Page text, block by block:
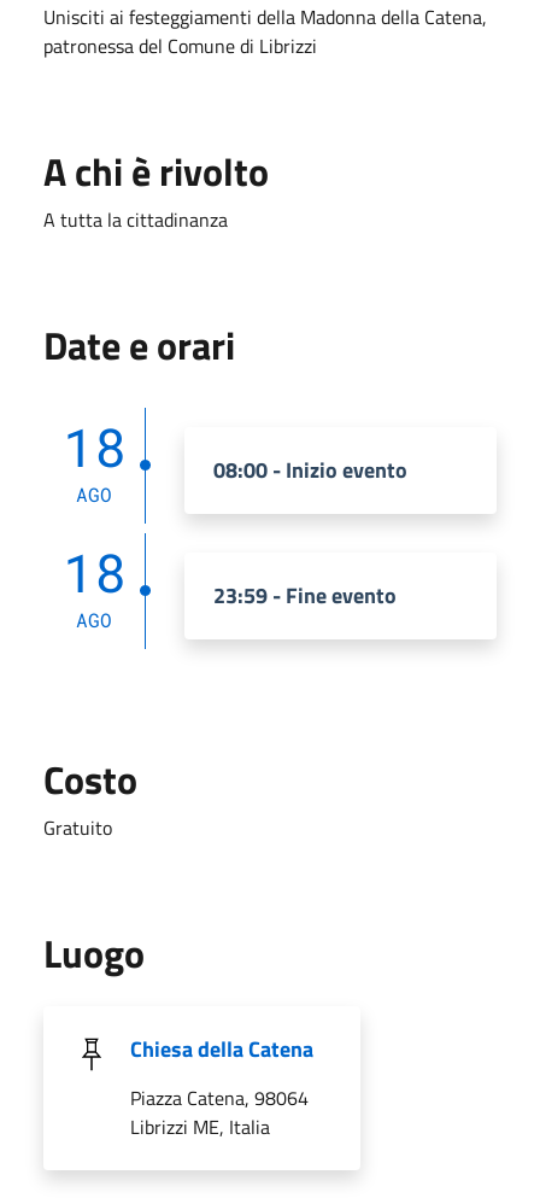
Unisciti ai festeggiamenti della Madonna della Catena,
patronessa del Comune di Librizzi
A chi è rivolto
A tutta la cittadinanza
Date e orari
18
AGO
08:00 - Inizio evento
18
AGO
23:59 - Fine evento
Costo
Gratuito
Luogo
Chiesa della Catena
Piazza Catena, 98064
Librizzi ME, Italia